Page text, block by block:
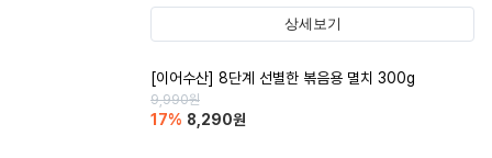
상세보기
[이어수산] 8단계 선별한 볶음용 멸치 300g
9,990원
17% 8,290원